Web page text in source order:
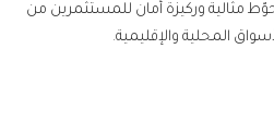
مثالية وركيزة أمان للمستثمرين من
المحلية والإقليمية.